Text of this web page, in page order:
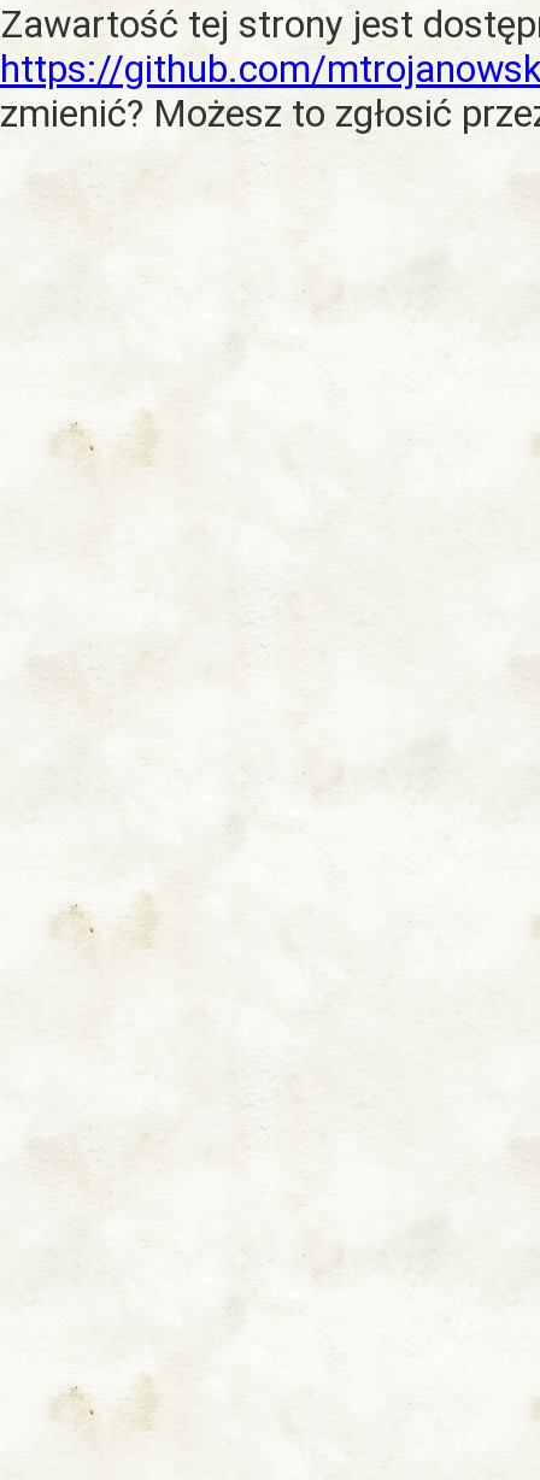
Zawartość tej strony jest
https://github.com/
zmienić? Możesz to zgłosić